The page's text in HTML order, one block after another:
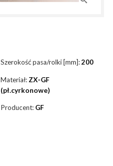
Szerokość pasa/rolki [mm]:200
Materiał: ZX-GF
(pł.cyrkonowe)
Producent: GF